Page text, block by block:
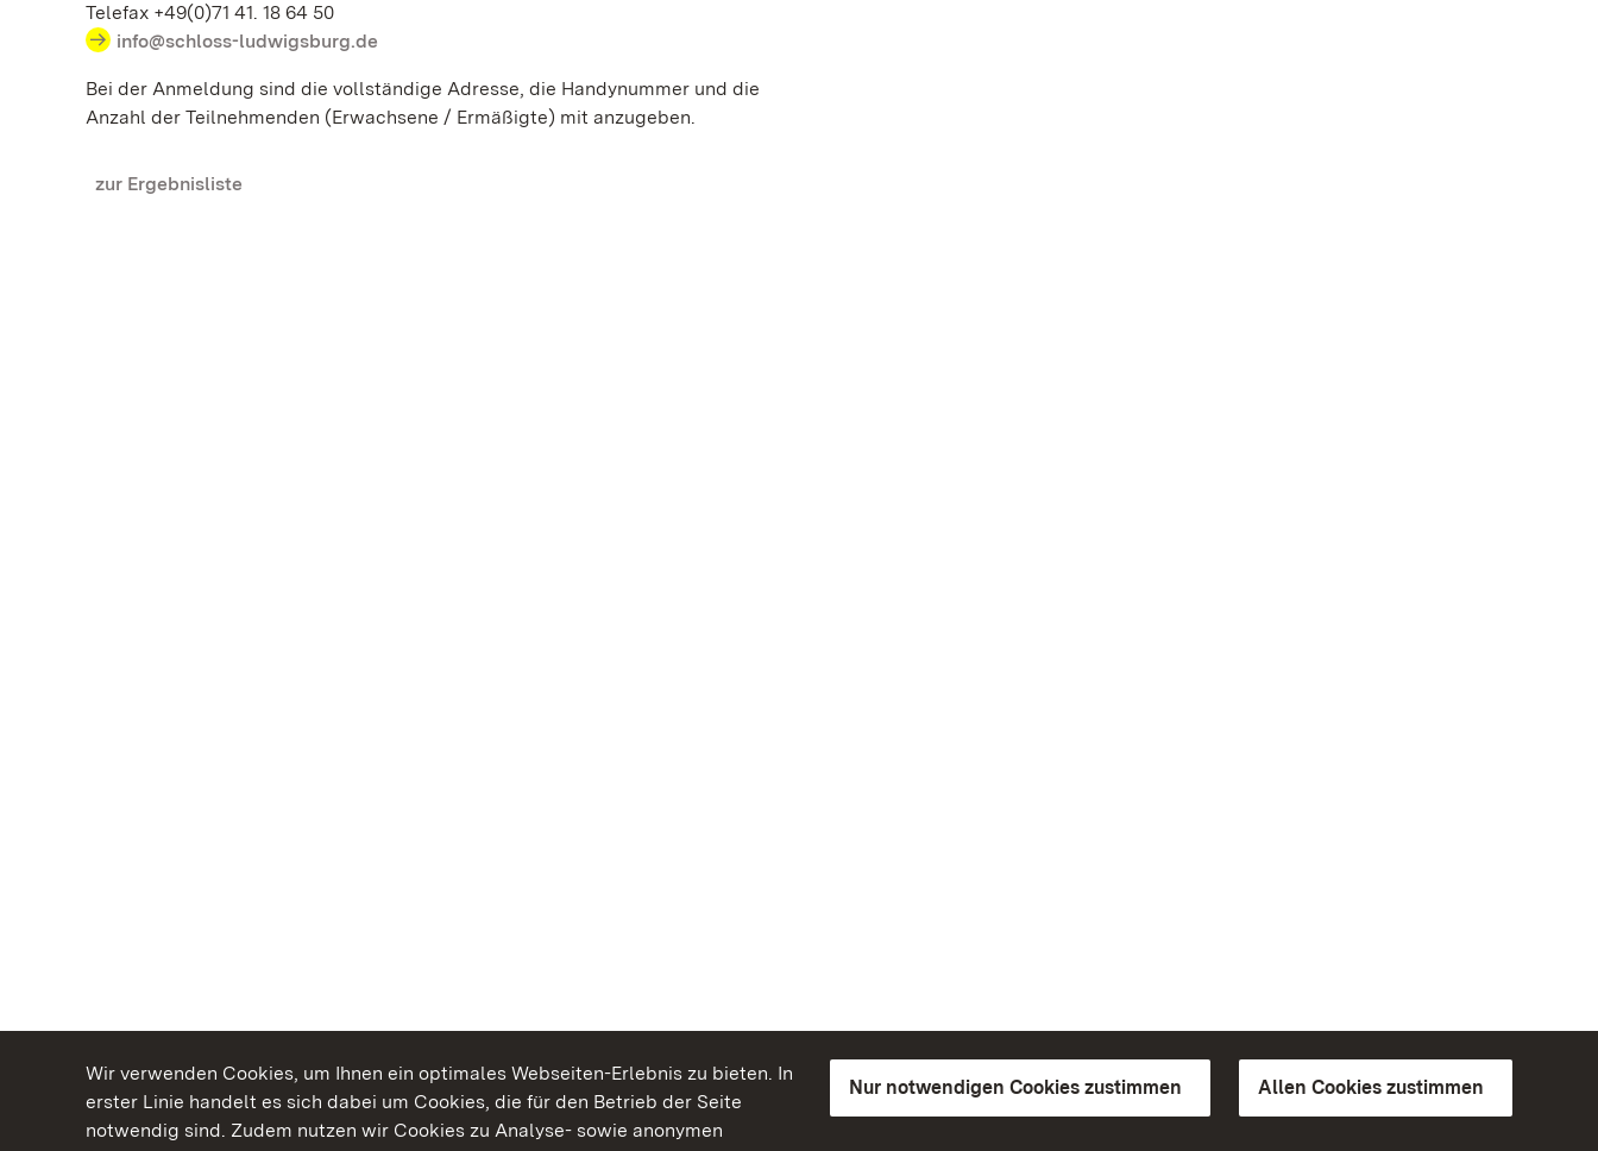
Wir verwenden Cookies, um Ihnen ein optimales Webseiten-Erlebnis zu bieten. In
erster Linie handelt es sich dabei um Cookies, die für den Betrieb der Seite
notwendig sind. Zudem nutzen wir Cookies zu Analyse- sowie anonymen
Nur notwendigen Cookies zustimmen Allen Cookies zustimmen
Telefax +49(0)71 41. 18 64 50
info@schloss-ludwigsburg.de
Bei der Anmeldung sind die vollständige Adresse, die Handynummer und die
Anzahl der Teilnehmenden (Erwachsene / Ermäßigte) mit anzugeben.
zur Ergebnisliste